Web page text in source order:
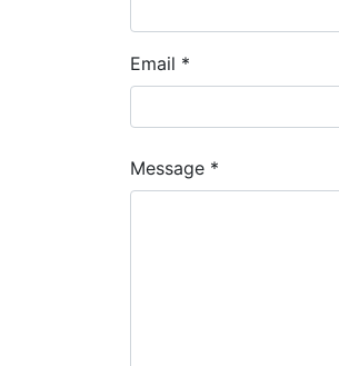
Email *
Message *